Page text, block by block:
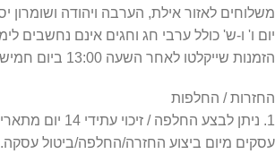
משלוחים לאזור אילת, הערבה ויהודה ושומרון יסופקו בין 8 -18 ימי עסקים כפי שמפורט
יום ו' ו-ש' כולל ערבי חג וחגים אינם נחשבים
הזמנות שייקלטו לאחר השעה 13:00 ביום חמישי ייקלטו ביום ראשון
החזרות / החלפות
עסקים מיום ביצוע החזרה/החלפה/ביטול